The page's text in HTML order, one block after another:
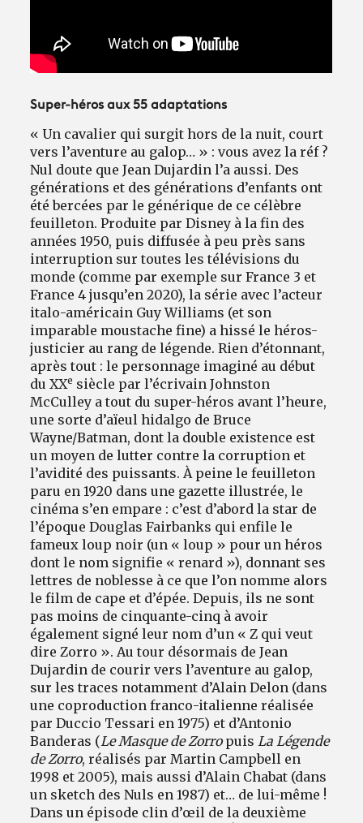
Super-héros aux 55 adaptations
« Un cavalier qui surgit hors de la nuit, court
vers l’aventure au galop… » : vous avez la réf ?
Nul doute que Jean Dujardin l’a aussi. Des
générations et des générations d’enfants ont
été bercées par le générique de ce célèbre
feuilleton. Produite par Disney à la fin des
années 1950, puis diffusée à peu près sans
interruption sur toutes les télévisions du
monde (comme par exemple sur France 3 et
France 4 jusqu’en 2020), la série avec l’acteur
italo-américain Guy Williams (et son
imparable moustache fine) a hissé le héros-
justicier au rang de légende. Rien d’étonnant,
après tout : le personnage imaginé au début
du XXe siècle par l’écrivain Johnston
McCulley a tout du super-héros avant l’heure,
une sorte d’aïeul hidalgo de Bruce
Wayne/Batman, dont la double existence est
un moyen de lutter contre la corruption et
l’avidité des puissants. À peine le feuilleton
paru en 1920 dans une gazette illustrée, le
cinéma s’en empare : c’est d’abord la star de
l’époque Douglas Fairbanks qui enfile le
fameux loup noir (un « loup » pour un héros
dont le nom signifie « renard »), donnant ses
lettres de noblesse à ce que l’on nomme alors
le film de cape et d’épée. Depuis, ils ne sont
pas moins de cinquante-cinq à avoir
également signé leur nom d’un « Z qui veut
dire Zorro ». Au tour désormais de Jean
Dujardin de courir vers l’aventure au galop,
sur les traces notamment d’Alain Delon (dans
une coproduction franco-italienne réalisée
par Duccio Tessari en 1975) et d’Antonio
Banderas (Le Masque de Zorro puis La Légende
de Zorro, réalisés par Martin Campbell en
1998 et 2005), mais aussi d’Alain Chabat (dans
un sketch des Nuls en 1987) et… de lui-même !
Dans un épisode clin d’œil de la deuxième